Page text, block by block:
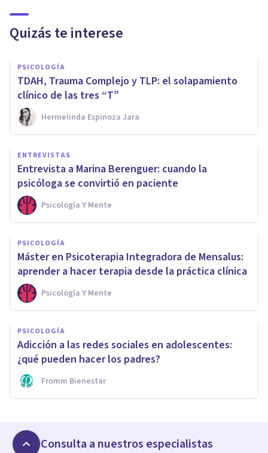
Quizás te interese
PSICOLOGÍA
TDAH, Trauma Complejo y TLP: el solapamiento
clínico de las tres “T”
Hermelinda Espinoza Jara
ENTREVISTAS
Entrevista a Marina Berenguer: cuando la
psicóloga se convirtió en paciente
Psicología Y Mente
PSICOLOGÍA
Máster en Psicoterapia Integradora de Mensalus:
aprender a hacer terapia desde la práctica clínica
Psicología Y Mente
PSICOLOGÍA
Adicción a las redes sociales en adolescentes:
¿qué pueden hacer los padres?
Fromm Bienestar
Consulta a nuestros especialistas